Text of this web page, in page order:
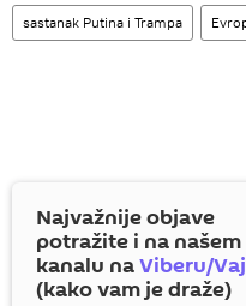
sastanak Putina i Trampa
Najvažnije objave
potražite i na našem
kanalu naViberu/
(kako vam je draže)